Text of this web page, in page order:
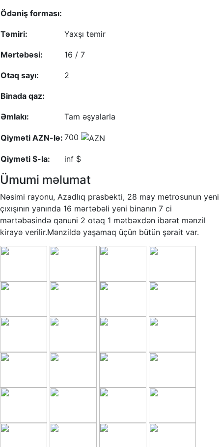
Ödəniş forması:
Təmiri: Yaxşı təmir
Mərtəbəsi: 16 / 7
Otaq sayı: 2
Binada qaz:
Əmlakı: Tam əşyalarla
Qiyməti AZN-lə: 700
Qiyməti $-la: inf $
Ümumi məlumat
Nəsimi rayonu, Azadlıq prasbekti, 28 may metrosunun yeni
çıxışının yanında 16 mərtəbəli yeni binanın 7 ci
mərtəbəsində qanuni 2 otaq 1 mətbəxdən ibarət mənzil
kirayə verilir.Mənzildə yaşamaq üçün bütün şərait var.